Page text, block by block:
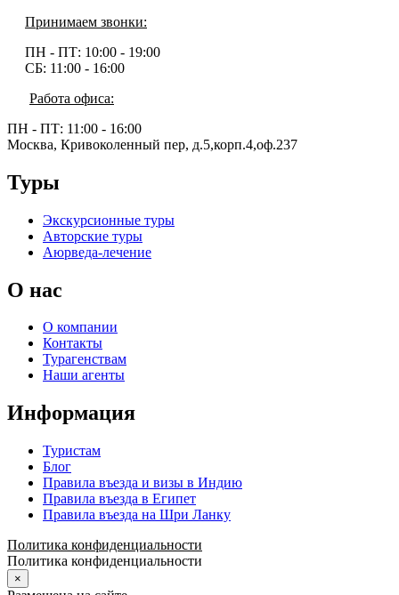
Принимаем звонки:
ПН - ПТ: 10:00 - 19:00
СБ: 11:00 - 16:00
Работа офиса:
ПН - ПТ: 11:00 - 16:00
Москва, Кривоколенный пер, д.5,корп.4,оф.237
Туры
Экскурсионные туры
Авторские туры
Аюрведа-лечение
О нас
О компании
Контакты
Турагенствам
Наши агенты
Информация
Туристам
Блог
Правила въезда и визы в Индию
Правила въезда в Египет
Правила въезда на Шри Ланку
Политика конфиденциальности
Политика конфиденциальности
×